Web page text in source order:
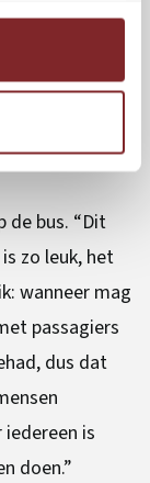
maar op deze
heel goed
lag me
een keer
de bus. “Dit
zo leuk, het
wanneer mag
passagiers
dus dat
is
doen.”